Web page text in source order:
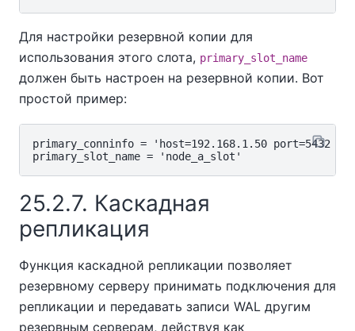
Для настройки резервной копии для
использования этого слота, primary_slot_name
должен быть настроен на резервной копии. Вот
простой пример:
primary_conninfo = 'host=192.168.1.50 port=5432
25.2.7. Каскадная
репликация
Функция каскадной репликации позволяет
резервному серверу принимать подключения для
репликации и передавать записи WAL другим
резервным серверам, действуя как